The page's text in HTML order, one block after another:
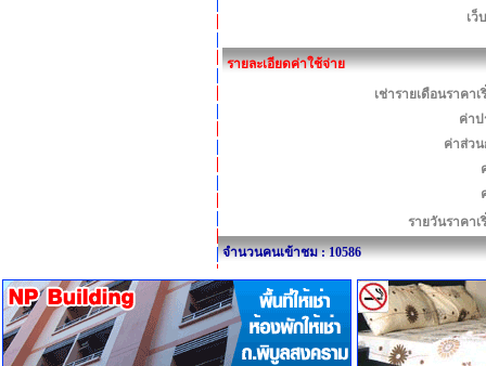
เว็
รายละเอียดค่าใช้จ่าย
เช่ารายเดือนราคา
ค่าป
ค่าส่ว
รายวันราคา
จำนวนคนเข้าชม : 10586